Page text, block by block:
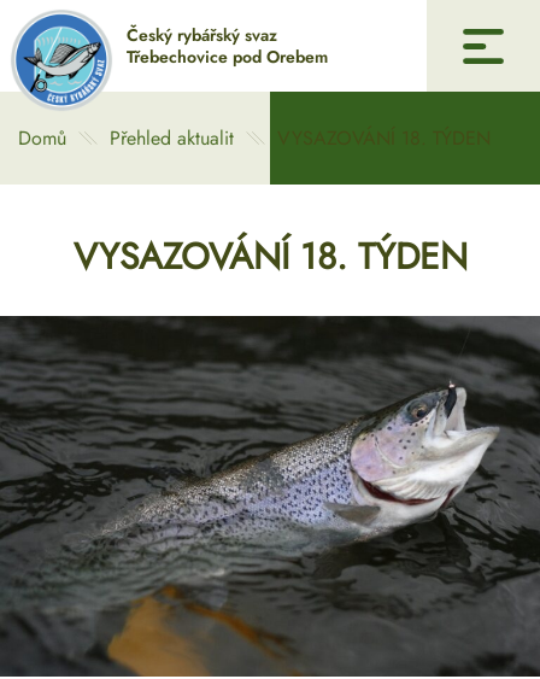
Český rybářský svaz
Třebechovice pod Orebem
Úvod
Historie
Galerie
Pronájem
Mládež
Dotace
Kontakty
Domů Přehled aktualit
VYSAZOVÁNÍ 18. TÝDEN